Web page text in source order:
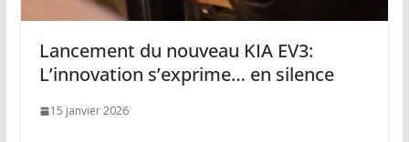
Lancement du nouveau KIA EV3:
L’innovation s’exprime… en silence
15 janvier 2026